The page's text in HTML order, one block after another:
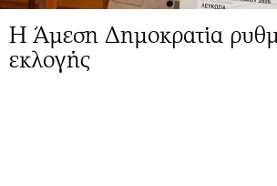
Η Άμεση Δημοκρατία
εκλογής